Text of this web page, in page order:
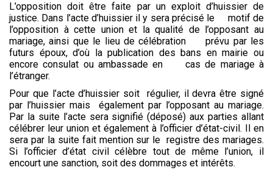
L’opposition doit être faite par un exploit d’huissier de
justice. Dans l’acte d’huissier il y sera précisé le motif de
l’opposition à cette union et la qualité de l’opposant au
mariage, ainsi que le lieu de célébration prévu par les
futurs époux, d’où la publication des bans en mairie ou
encore consulat ou ambassade en cas de mariage à
l’étranger.
Pour que l’acte d’huissier soit régulier, il devra être signé
par l’huissier mais également par l’opposant au mariage.
Par la suite l’acte sera signifié (déposé) aux parties allant
célébrer leur union et également à l’officier d’état-civil. Il en
sera par la suite fait mention sur le registre des mariages.
Si l’officier d’état civil célèbre tout de même l’union, il
encourt une sanction, soit des dommages et intérêts.